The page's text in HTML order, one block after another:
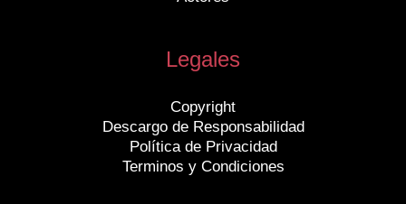
Legales
Copyright
Descargo de Responsabilidad
Política de Privacidad
Terminos y Condiciones